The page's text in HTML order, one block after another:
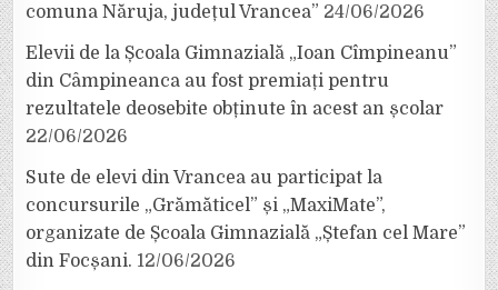
comuna Năruja, județul Vrancea” 24/06/2026
Elevii de la Școala Gimnazială „Ioan Cîmpineanu”
din Câmpineanca au fost premiați pentru
rezultatele deosebite obținute în acest an școlar
22/06/2026
Sute de elevi din Vrancea au participat la
concursurile „Grămăticel” și „MaxiMate”,
organizate de Școala Gimnazială „Ștefan cel Mare”
din Focșani. 12/06/2026